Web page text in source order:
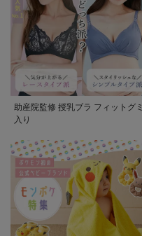
助産院監修 授乳ブラ フィットグミ
入り